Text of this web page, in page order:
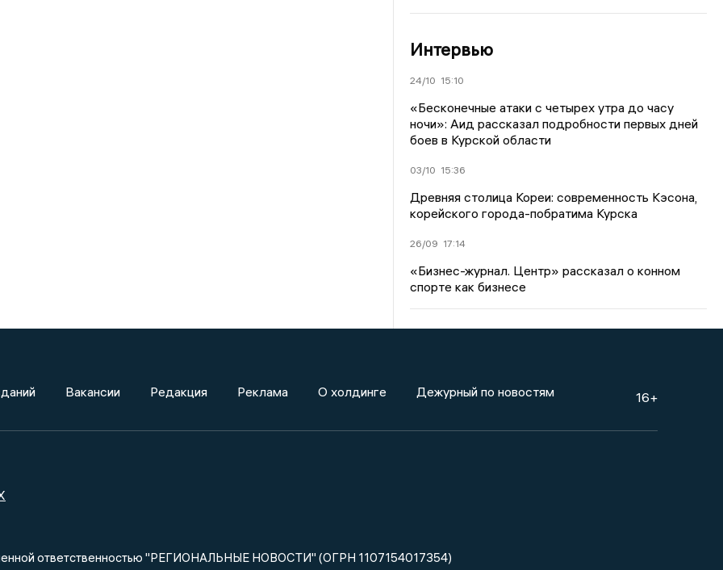
Интервью
24/10 15:10
«Бесконечные атаки с четырех утра до часу
ночи»: Аид рассказал подробности первых дней
боев в Курской области
03/10 15:36
Древняя столица Кореи: современность Кэсона,
корейского города-побратима Курска
26/09 17:14
«Бизнес-журнал. Центр» рассказал о конном
спорте как бизнесе
Вакансии Редакция Реклама О холдинге Дежурный по новостям 16+
ответственностью "РЕГИОНАЛЬНЫЕ НОВОСТИ" (ОГРН 1107154017354)